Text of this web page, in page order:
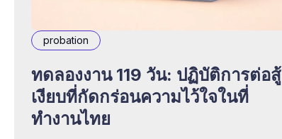
probation
ทดลองงาน 119 วัน: ปฏิบัติการต่อสู้
เงียบที่กัดกร่อนความไว้ใจในที่
ทำงานไทย